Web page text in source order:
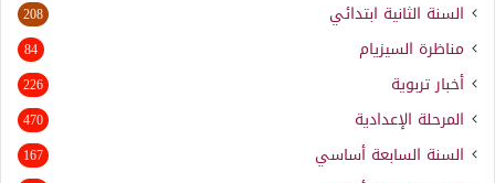
السنة الثانية ابتدائي 208
مناظرة السيزيام 84
أخبار تربوية 226
المرحلة الإعدادية 470
السنة السابعة أساسي 167